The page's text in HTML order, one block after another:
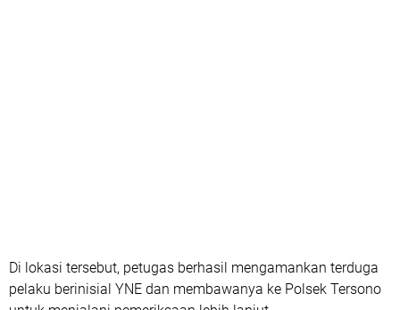
Di lokasi tersebut, petugas berhasil mengamankan terduga
pelaku berinisial YNE dan membawanya ke Polsek Tersono